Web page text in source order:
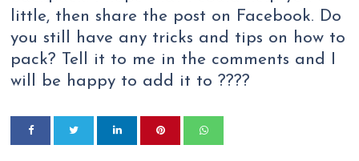
little, then share the post on Facebook. Do
you still have any tricks and tips on how to
pack? Tell it to me in the comments and I
will be happy to add it to ????